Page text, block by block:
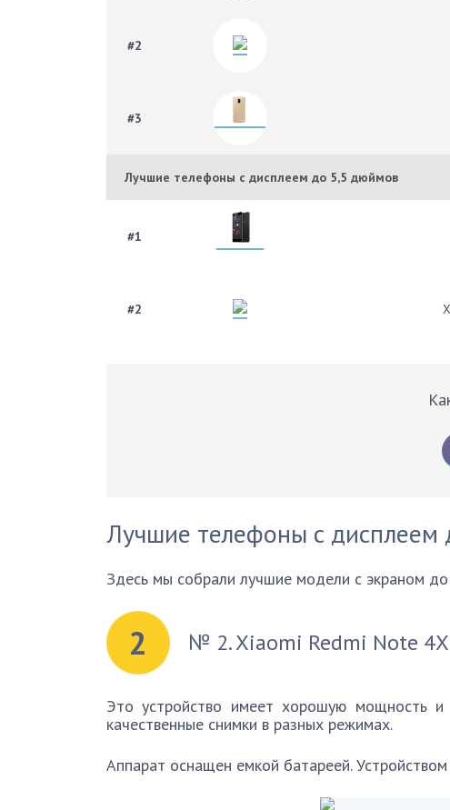
#2
#3
Лучшие телефоны с дисплеем до 5,5 дюймов
#1
#2
Лучшие телефоны с
Здесь мы собрали лучшие модели с экраном
2 № 2. Xiaomi Redmi Note 4X
Это устройство имеет хорошую мощность и
качественные снимки в разных режимах.
Аппарат оснащен емкой батареей.